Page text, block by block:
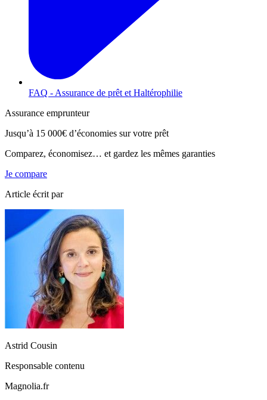
FAQ - Assurance de prêt et Haltérophilie
Assurance emprunteur
Jusqu’à 15 000€ d’économies sur votre prêt
Comparez, économisez… et gardez les mêmes garanties
Je compare
Article écrit par
Astrid Cousin
Responsable contenu
Magnolia.fr